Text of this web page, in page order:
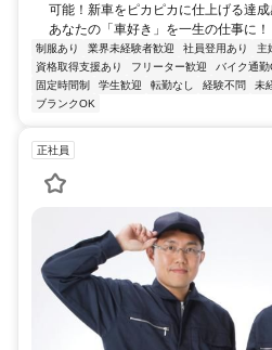
可能！新車をピカピカに仕上げる達成
あなたの「車好き」を一生の仕事
制服あり 業界未経験者歓迎 社員登用あり 主
資格取得支援あり
フリーター歓迎 バイク通勤
固定時間制
学生歓迎 転勤なし 経験不問 未
ブランクOK
正社員